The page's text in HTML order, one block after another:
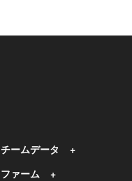
チームデータ
ファーム